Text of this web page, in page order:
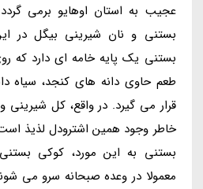
عجیب به استان اوهایو برمی
بستنی و نان شیرینی بیگل در
بستنی یک پایه خامه ای دارد
طعم حاوی دانه های کنجد، سیاه
قرار می گیرد. در واقع، کل
خاطر وجود همین اشترودل لذیذ
بستنی به این مورد، کوکی
معمولا در وعده صبحانه سرو می